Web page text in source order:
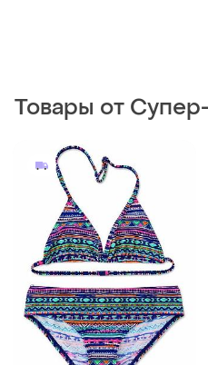
Товары от